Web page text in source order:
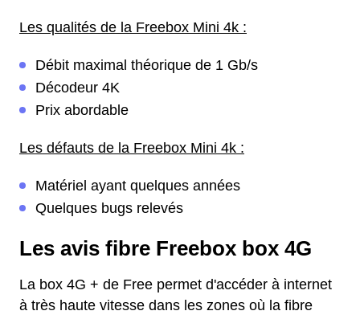
Les qualités de la Freebox Mini 4k :
Débit maximal théorique de 1 Gb/s
Décodeur 4K
Prix abordable
Les défauts de la Freebox Mini 4k :
Matériel ayant quelques années
Quelques bugs relevés
Les avis fibre Freebox box 4G
La box 4G + de Free permet d'accéder à internet
à très haute vitesse dans les zones où la fibre